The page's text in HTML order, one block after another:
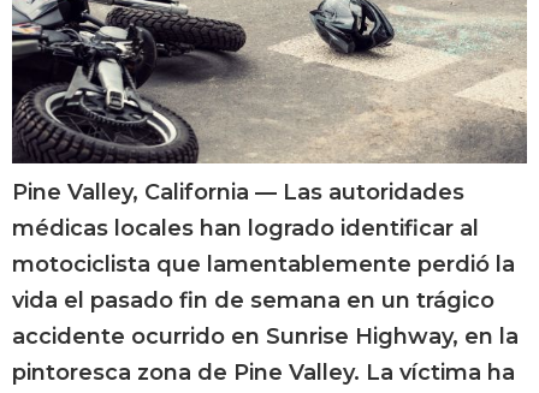
Pine Valley, California — Las autoridades
médicas locales han logrado identificar al
motociclista que lamentablemente perdió la
vida el pasado fin de semana en un trágico
accidente ocurrido en Sunrise Highway, en la
pintoresca zona de Pine Valley. La víctima ha